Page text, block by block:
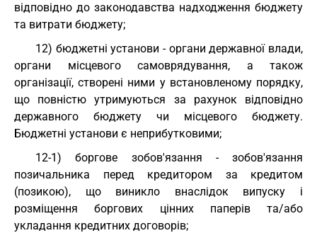
відповідно до законодавства надходження бюджету
та витрати бюджету;
12) бюджетні установи - органи державної влади,
органи місцевого самоврядування, а також
організації, створені ними у встановленому порядку,
що повністю утримуються за рахунок відповідно
державного бюджету чи місцевого бюджету.
Бюджетні установи є неприбутковими;
12-1) боргове зобов'язання - зобов'язання
позичальника перед кредитором за кредитом
(позикою), що виникло внаслідок випуску і
розміщення боргових цінних паперів та/або
укладання кредитних договорів;